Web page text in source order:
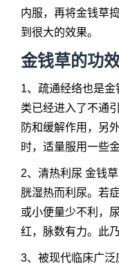
内服，再将金钱草
到很大的效果。
金钱草的功
1、疏通经络也是
类已经进入了不通
防和缓解作用，另
时，适量服用一些
2、清热利尿 金钱
胱湿热而利尿。若
或小便量少不利，
红，脉数有力。此
3、被现代临床广泛